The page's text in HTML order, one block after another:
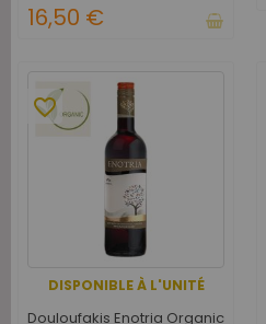
16,50 €
DISPONIBLE À L'UNITÉ
favorite_border
Douloufakis Enotria Organic